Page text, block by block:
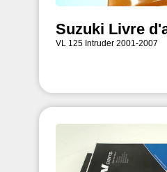
Suzuki Livre
VL 125 Intruder 2001-2007